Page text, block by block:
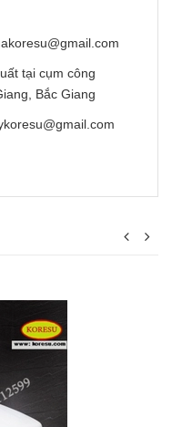
tại cụm công
Bắc Giang